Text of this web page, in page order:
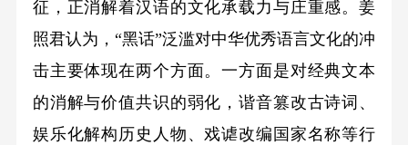
征，正消解着汉语的文化承载力与庄重感。姜
照君认为，“黑话”泛滥对中华优秀语言文化的冲
击主要体现在两个方面。一方面是对经典文本
的消解与价值共识的弱化，谐音篡改古诗词、
娱乐化解构历史人物、戏谑改编国家名称等行